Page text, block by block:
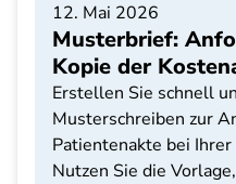
12. Mai 2026
Musterbrief:
Kopie der
Erstellen Sie schnell
Musterschreiben zur
Patientenakte bei
Nutzen Sie die